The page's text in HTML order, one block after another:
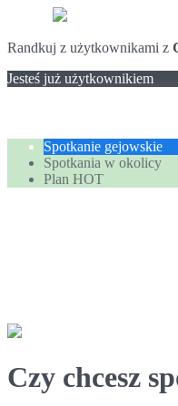
Randkuj z użytkownikami z
Jesteś już użytkownikiem
Spotkanie gejowskie
Spotkania w okolicy
Plan HOT
Czy chcesz